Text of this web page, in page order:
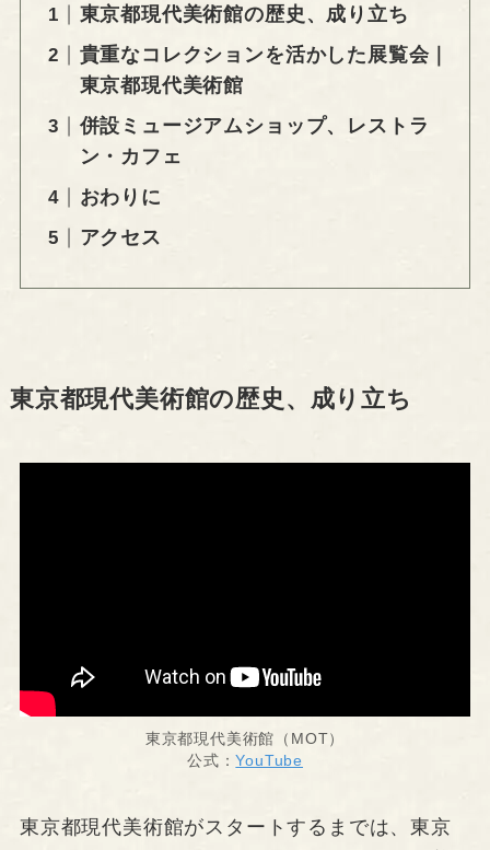
東京都現代美術館の歴史、成り立ち
貴重なコレクションを活かした展覧会｜
東京都現代美術館
併設ミュージアムショップ、レストラ
ン・カフェ
おわりに
アクセス
東京都現代美術館の歴史、成り立ち
東京都現代美術館（MOT）
公式：YouTube
東京都現代美術館がスタートするまでは、東京